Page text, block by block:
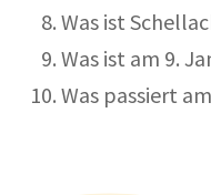
Was ist
Was ist am 9.
Was passiert